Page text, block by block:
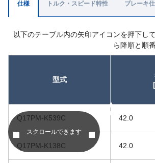
仕様
以下のテーブル内の矢印アイコンを押下し
ら降順と順
スクロールできます
型式
Q17PM-K539C 42.0
Q17PM-K138C 42.0
トルク・スピード特性 ブレーキ